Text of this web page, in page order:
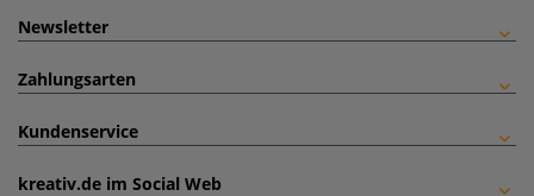
Newsletter
Zahlungsarten
Kundenservice
kreativ.de im Social Web